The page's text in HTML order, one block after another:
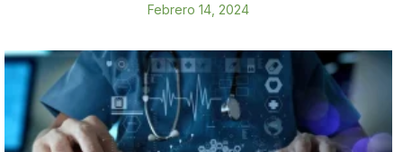
Febrero 14, 2024